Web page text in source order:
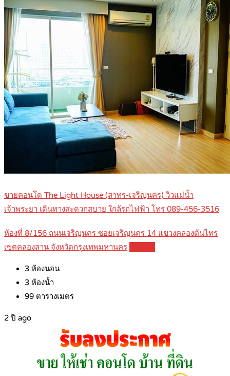
ขายคอนโด The Light House (สาทร-เจริญนคร) วิวแม่น้ำ
เจ้าพระยา เดินทางสะดวกสบาย ใกล้รถไฟฟ้า โทร 089-456-3516
ห้องที่ 8/156 ถนนเจริญนคร ซอยเจริญนคร 14 แขวงคลองต้นไทร
เขตคลองสาน จังหวัดกรุงเทพมหานคร
3 ห้องนอน
3 ห้องน้ำ
99 ตารางเมตร
2 ปี ago